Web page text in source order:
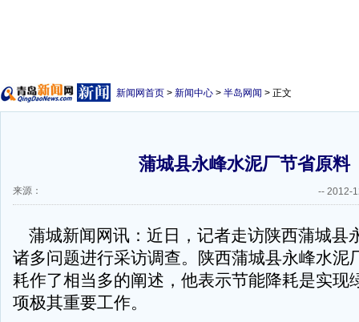
新闻网首页 > 新闻中心 > 半岛网闻 > 正文
蒲城县永峰水泥厂节省原料
来源： -- 2012-
蒲城新闻网讯：近日，记者走访陕西蒲城县
诸多问题进行采访调查。陕西蒲城县永峰水泥
耗作了相当多的阐述，他表示节能降耗是实现
项极其重要工作。